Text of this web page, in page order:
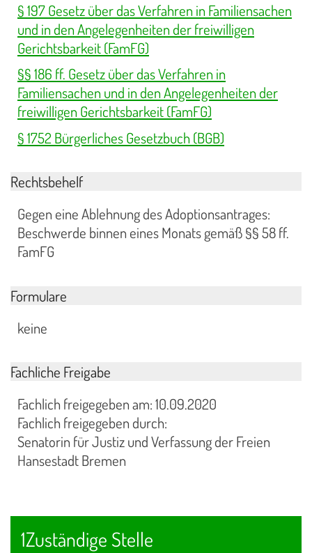
§ 197 Gesetz über das Verfahren in Familiensachen
und in den Angelegenheiten der freiwilligen
Gerichtsbarkeit (FamFG)
§§ 186 ff. Gesetz über das Verfahren in
Familiensachen und in den Angelegenheiten der
freiwilligen Gerichtsbarkeit (FamFG)
§ 1752 Bürgerliches Gesetzbuch (BGB)
Rechtsbehelf
Gegen eine Ablehnung des Adoptionsantrages:
Beschwerde binnen eines Monats gemäß §§ 58 ff.
FamFG
Formulare
keine
Fachliche Freigabe
Fachlich freigegeben am: 10.09.2020
Fachlich freigegeben durch:
Senatorin für Justiz und Verfassung der Freien
Hansestadt Bremen
1Zuständige Stelle